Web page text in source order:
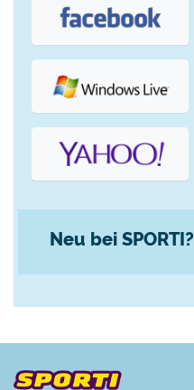
Neu bei SPORTI?